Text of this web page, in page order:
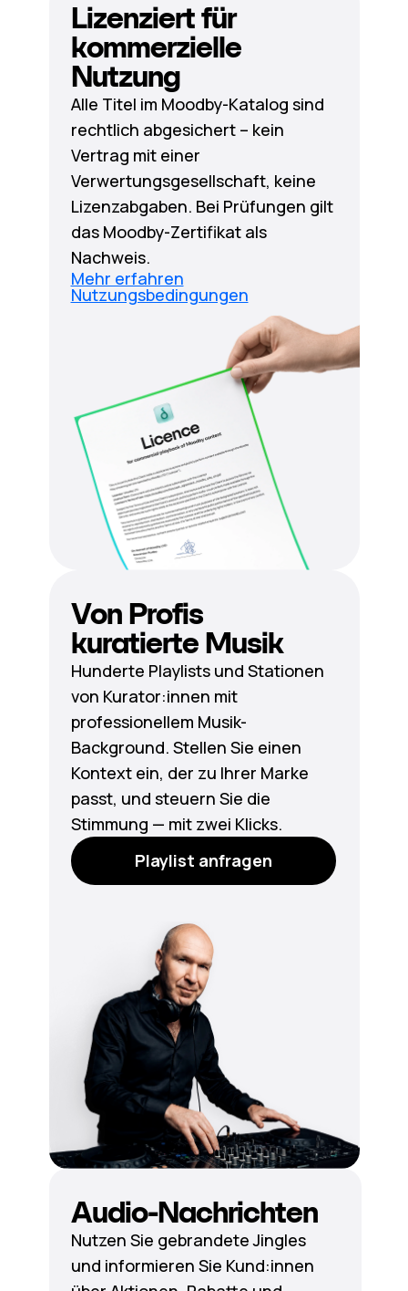
Lizenziert für
kommerzielle
Nutzung
Alle Titel im Moodby-Katalog sind
rechtlich abgesichert – kein
Vertrag mit einer
Verwertungsgesellschaft, keine
Lizenzabgaben. Bei Prüfungen gilt
das Moodby-Zertifikat als
Nachweis.
Mehr erfahren
Nutzungsbedingungen
Von Profis
kuratierte Musik
Hunderte Playlists und Stationen
von Kurator:innen mit
professionellem Musik-
Background. Stellen Sie einen
Kontext ein, der zu Ihrer Marke
passt, und steuern Sie die
Stimmung — mit zwei Klicks.
Playlist anfragen
Audio-Nachrichten
Nutzen Sie gebrandete Jingles
und informieren Sie Kund:innen